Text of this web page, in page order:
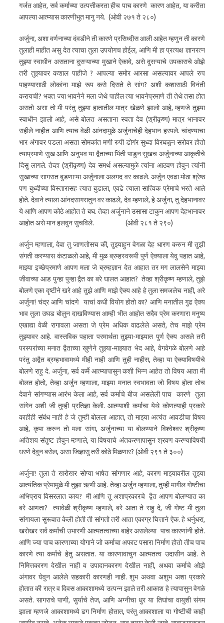
गर्जत आहेत, सर्व कर्माच्या उत्पत्तीकरता हीच पाच कारणे कारण आहेत, या करीता
आपल्या आत्म्यास कारणीभुत मानु नये. (ओवी २७१ ते २८०)
अर्जुना, अशा वर्णनाच्या दंवडीने ती कारणे प्रसिध्दीस आली आहेत म्हणुन ती कारणे
तुलाही माहीत असु देत त्याचा तुला उपयोगच होईल, आणि मी हा प्रत्यक्ष ज्ञानरत्न
तुझ्या स्वाधीन असताना दुसऱ्याच्या मुखाने ऐकावे, असे दुसऱ्याचे उपकाराचे ओझे
तरी तुझ्यावर कशाल पाहीजे ? आपल्या समोर आरसा असल्यावर आपले रुप
पाहण्यासाठी लोकांना माझे रूप कसे दिसते ते सांग? अशी कशासाठी विनंती
करायची? भक्त ज्या भावनेने मला जेथे पाहील त्या भावनेप्रमाणे ती तेथे तसा होत
असतो असा तो मी परंतु तुझ्या हातातील मात्र खेळणे झालो आहे, म्हणजे तुझ्या
स्वाधीन झालो आहे, असे बोलत असताना स्वता देव (श्रीकृष्ण) मात्र भानावर
राहीले नाहीत आणि त्याच वेळी आंनदामुळे अर्जुनाचेही देहभान हरपले. चांदण्याचा
भार अंगावर पडला असता सोमकांत मणी रुपी डोगंर सुध्दा विरघळुन सरोवर होतो
त्याप्रमाणे सुख आणि अनुभव या द्वैताच्या भिंती पाडुन सुखच अर्जुनाच्या आकृतीचे
दिसु लागले. तेव्हा (श्रीकृष्ण) देव समर्थ असल्यामुळे त्यांना आठवण होवुन त्यांनी
सुखाच्या सागरात बुडणाऱ्या अर्जुनाला अलगद वर काढले. अर्जुन एवढा मोठा श्रेष्ठ
पण बुध्दीच्या विस्तारासह त्यात बुडाला, एवढे त्याला सात्विक प्रेमाचे भरते आले
होते. देवाने त्याला आंनदसागरातुन वर काढले, देव म्हणाले, हे अर्जुना, तु देहभानावर
ये आणि आपण कोठे आहोत ते बघ. तेव्हा अर्जुनाने उसासा टाकुन आपण देहभानावर
आहोत असे मान हलवुन सुचविले. (ओवी २८१ ते २९०)
अर्जुन म्हणाला, देवा तु जाणतोसच की, तुझ्याहुन वेगळा देह धारण करुन मी तुझी
संगती करण्यास कंटाळलो आहे, मी मुळ ब्रम्हस्वरूपी पुर्ण ऐक्याला येवु पहात आहे,
माझ्या इच्छेप्रमाणे आपण मला जे ब्रम्हज्ञान देत आहात तर मग लालसेने माझ्या
जीवाच्या आड पुन्हा पुन्हा द्वैत का बरे घालत आहात? तेव्हा श्रीकृष्ण म्हणाले, तुझे
बोलणे एका दृष्टीने खरे आहे तुझे आणि माझे ऐक्य आहे हे तुला समजलेच नाही, अरे
अर्जुना! चंद्र आणि चांदणे याचां कधी वियोग होतो का? आणि मनातील गुढ ऐक्य
भाव तुला उघड बोलुन दाखविण्यास आम्ही भीत आहोत सदैव प्रेम करणारा मनुष्य
एखाद्या वेळी रागावला असता जे प्रेम अधिक वाढलेले असते, तेच माझे प्रेम
तुझ्यावर आहे. वास्तविक पहाता परमार्थता तुझ्या-माझ्यात पुर्ण ऐक्य असले तरी
परस्परांच्या मनात द्वैताच्या खुणेने तुझ्या-माझ्यात भेद आहे, वेगवेगळे बोलणे आहे
परंतु अद्वैत ब्रम्हभावामध्ये मीही नाही आणि तुही नाहीस, तेव्हा या ऐक्याविषयीचे
बोलणे राहु दे. अर्जुना, सर्व कर्मे आत्म्यापासुन कशी भिन्न आहेत तो विषय आता मी
बोलत होतो, तेव्हा अर्जुन म्हणाला, माझ्या मनात स्वभावता जो विषय होता तोच
देवाने सांगण्यास आरंभ केला आहे, सर्व कर्माचे बीज असलेली पाच कारणे तुला
सांगेन अशी जी तुम्ही प्रतिज्ञा केली. आत्म्याशी कर्माचा येथे कोणत्याही प्रकारे
काहीही संबंध नाही हे जे तुम्ही बोलला आहात, तो माझ्या अत्यंत आवडीचा विषय
आहे, कृपा करुन तो मला सांगा, अर्जुनाच्या या बोलण्याने विश्वेश्वर श्रीकृष्ण
अतिशय संतुष्ट होवुन म्हणाले, या विषयाचे अंतकरणापासुन श्रवण करण्याविषयी
धरणे देवुन बसेल, असा जिज्ञासु तरी कोठे मिळणार? (ओवी २९१ ते ३००)
अर्जुना! तुला ते खरोखर सोप्या भाषेत सांगणार आहे, कारण माझ्यावरील तुझ्या
आत्यंतिक प्रेमामुळे मी तुझा ऋणी आहे. तेव्हा अर्जुन म्हणाला, तुम्ही मागील गोष्टीचा
अभिप्राय विसरलात काय? मी आणि तू अशाप्रकारचे द्वैत आपण बोलण्यात का
बरे आणता? त्यावेळी श्रीकृष्ण म्हणाले, बरे आता ते राहु दे, जी गोष्ट मी तुला
सांगायला सुरूवात केली होती ती सांगतो तरी आता एकाग्र चित्ताने ऐक. हे धर्नुधरा,
खरोखर सर्व कर्माची उभारणी आत्मतत्वाच्या बाहेर असलेल्या पाच कारणांनी होते.
आणि ज्या पाच कारणाच्या योगाने जो कर्माचा अफाट पसारा निर्माण होतो तीच पाच
कारणे त्या कर्माचे हेतु असतात. या कारणावाचुन आत्मतत्व उदासीन आहे. ते
निमित्तकारण देखील नाही व उपादानकारण देखील नाही, अथवा कर्माचे ओझे
अंगावर घेवुन आलेले सहकारी कारणही नाही. शुभ अथवा अशुभ अशा प्रकारे
होतात की रात्र व दिवस आकाशामध्ये उत्पन्न झाले तरी आकाश हे त्यापासुन वेगळे
असते. सागराचे पाणी, सुर्याचे तेज, आणि अग्नीचा धुर या तिघांचा वायुशी संगम
झाला म्हणजे आकाशामध्ये ढग निर्माण होतात, परंतु आकाशाला या गोष्टीची काही